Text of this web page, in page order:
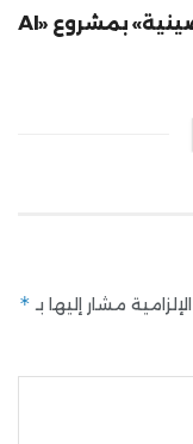
شركة «AIG» تتعاون مع «CSCEC الصينية» بمشروع «AI
مشار إليها بـ *